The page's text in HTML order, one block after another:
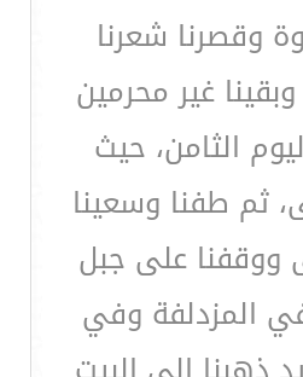
وقصرنا شعرنا
وبقينا غير محرمين
الثامن، حيث
ثم طفنا وسعينا
ووقفنا على جبل
المزدلفة وفي